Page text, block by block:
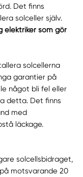
Det finns
solceller själv.
elektriker som gör
solcellerna
garantier på
något bli fel eller
detta. Det finns
med
läckage.
solcellsbidraget,
motsvarande 20